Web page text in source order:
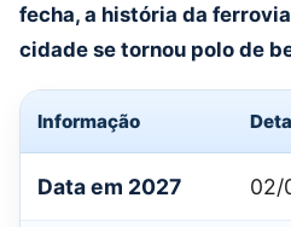
fecha, a história da
cidade se tornou polo de
Informação
Data em 2027 02/